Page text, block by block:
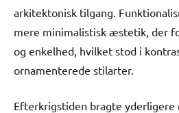
arkitektonisk tilgang.
mere minimalistisk æstetik, der
og enkelhed, hvilket stod i
ornamenterede stilarter.
Efterkrigstiden bragte yderligere